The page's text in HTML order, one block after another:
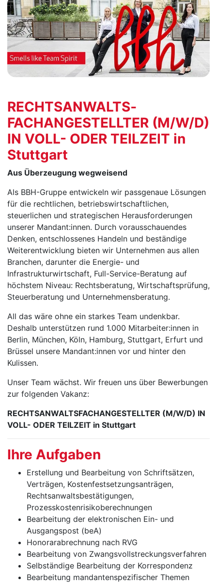
RECHTSANWALTS­
FACHANGESTELLTER (M/W/D)
IN VOLL- ODER TEILZEIT in
Stuttgart
Aus Überzeugung wegweisend
Als BBH-Gruppe entwickeln wir passgenaue Lösungen
für die rechtlichen, betriebswirtschaftlichen,
steuerlichen und strategischen Herausforderungen
unserer Mandant:innen. Durch vorausschauendes
Denken, entschlossenes Handeln und beständige
Weiterentwicklung bieten wir Unternehmen aus allen
Branchen, darunter die Energie- und
Infrastrukturwirtschaft, Full-Service-Beratung auf
höchstem Niveau: Rechtsberatung, Wirtschaftsprüfung,
Steuerberatung und Unternehmensberatung.
All das wäre ohne ein starkes Team undenkbar.
Deshalb unterstützen rund 1.000 Mitarbeiter:innen in
Berlin, München, Köln, Hamburg, Stuttgart, Erfurt und
Brüssel unsere Mandant:innen vor und hinter den
Kulissen.
Unser Team wächst. Wir freuen uns über Bewerbungen
zur folgenden Vakanz:
RECHTSANWALTS­FACHANGESTELLTER (M/W/D) IN
VOLL- ODER TEILZEIT in Stuttgart
Ihre Aufgaben
Erstellung und Bearbeitung von Schriftsätzen,
Verträgen, Kostenfestsetzungsanträgen,
Rechtsanwaltsbestätigungen,
Prozesskostenrisikoberechnungen
Bearbeitung der elektronischen Ein- und
Ausgangspost (beA)
Honorarabrechnung nach RVG
Bearbeitung von Zwangsvollstreckungsverfahren
Selbständige Bearbeitung der Korrespondenz
Bearbeitung mandantenspezifischer Themen